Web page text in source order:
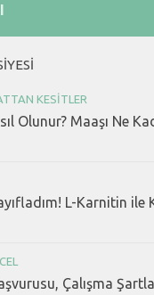
KESITLER
Olunur? Maaşı Ne
L-Karnitin ile
Çalışma